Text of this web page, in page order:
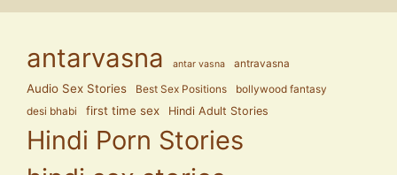
antarvasna antar vasna antravasna
Audio Sex Stories Best Sex Positions
bollywood fantasy
desi bhabi
first time sex Hindi Adult Stories
Hindi Porn Stories